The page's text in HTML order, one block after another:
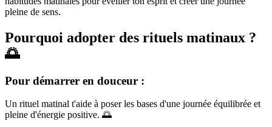
pleine de sens.
Pourquoi adopter des rituels matinaux ?
🌅
Pour démarrer en douceur :
Un rituel matinal t'aide à poser les bases d'une journée équilibrée et
pleine d'énergie positive. 🌅